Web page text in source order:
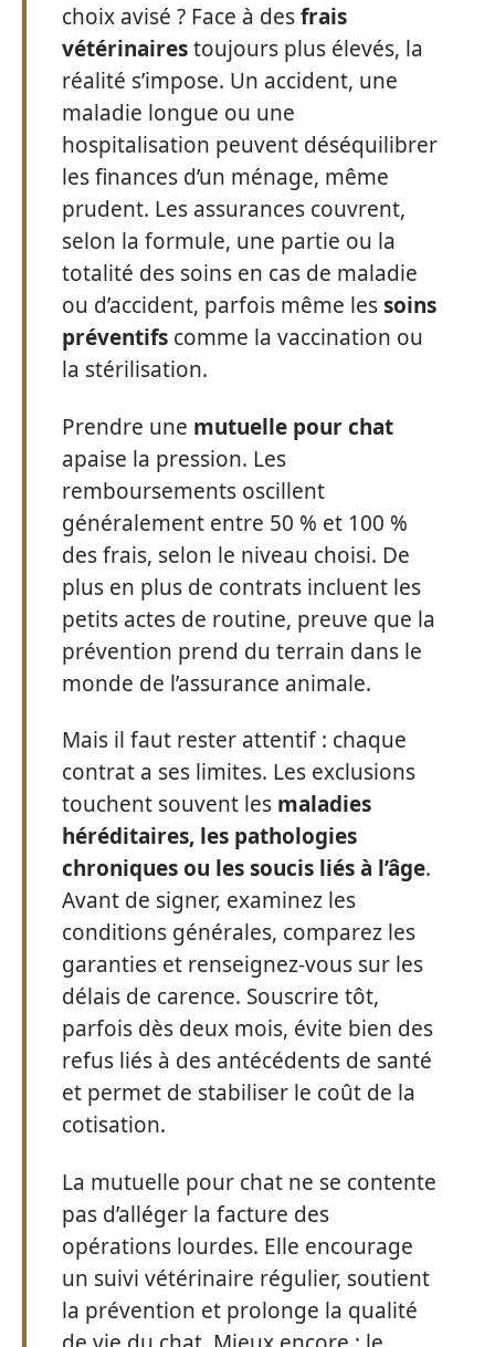
choix avisé ? Face à desfrais
vétérinairestoujours plus élevés, la
réalité s’impose. Un accident, une
maladie longue ou une
hospitalisation peuvent déséquilibrer
les finances d’un ménage, même
prudent. Les assurances couvrent,
selon la formule, une partie ou la
totalité des soins en cas de maladie
ou d’accident, parfois même lessoins
préventifs comme la vaccination ou
la stérilisation.
Prendre une mutuelle pour chat
apaise la pression. Les
remboursements oscillent
généralement entre 50 % et 100 %
des frais, selon le niveau choisi. De
plus en plus de contrats incluent les
petits actes de routine, preuve que la
prévention prend du terrain dans le
monde de l’assurance animale.
Mais il faut rester attentif : chaque
contrat a ses limites. Les exclusions
touchent souvent les maladies
héréditaires, les pathologies
chroniques ou les soucis liés à l’âge.
Avant de signer, examinez les
conditions générales, comparez les
garanties et renseignez-vous sur les
délais de carence. Souscrire tôt,
parfois dès deux mois, évite bien des
refus liés à des antécédents de santé
et permet de stabiliser le coût de la
cotisation.
La mutuelle pour chat ne se contente
pas d’alléger la facture des
opérations lourdes. Elle encourage
un suivi vétérinaire régulier, soutient
la prévention et prolonge la qualité